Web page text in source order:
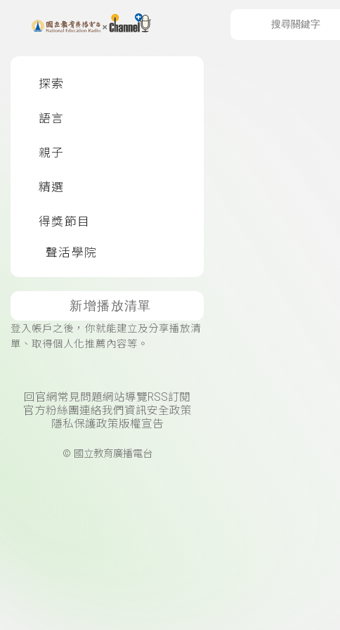
上方功能區塊
探索
語言
親子
精選
得獎節目
聲活學院
新增播放清單
登入帳戶之後，你就能建立及分享播放清
單、取得個人化推薦內容等。
回官網常見問題網站導覽RSS訂閱
官方粉絲團連絡我們 資訊安全政策
隱私保護政策版權宣告
© 國立教育廣播電台